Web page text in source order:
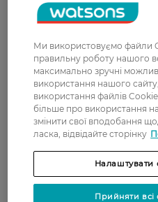
сяйливого макіяжу губ.
Підходить для всіх
Країна-виробник:
Рейтинг та відгуки
0
З 0 відгуків
0
Ми використовуємо файли
правильну роботу нашого
максимально зручні
використання нашого
використання файлів
більше про використання
змінити свої вподобання
ласка, відвідайте сторінку
Налаштувати
Прийняти